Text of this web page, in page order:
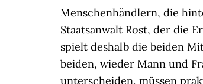
Menschenhändlern, die
Staatsanwalt Rost, der die
spielt deshalb die beiden
beiden, wieder Mann und
unterscheiden, müssen